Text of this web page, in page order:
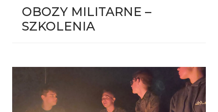
OBOZY MILITARNE –
SZKOLENIA